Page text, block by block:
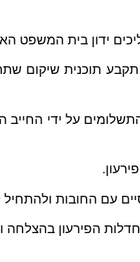
ידון בית המשפט
תקבע תוכנית שיקום
על ידי החייב
עם החובות
הפירעון